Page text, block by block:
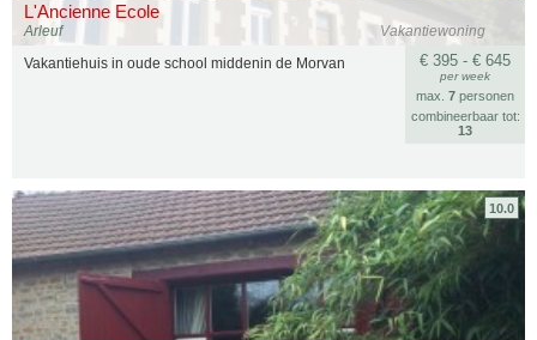
L'Ancienne Ecole
Vakantiewoning
Arleuf
€ 395 - € 645
per week
max. 7 personen
combineerbaar tot:
13
Vakantiehuis in oude school middenin de Morvan
10.0